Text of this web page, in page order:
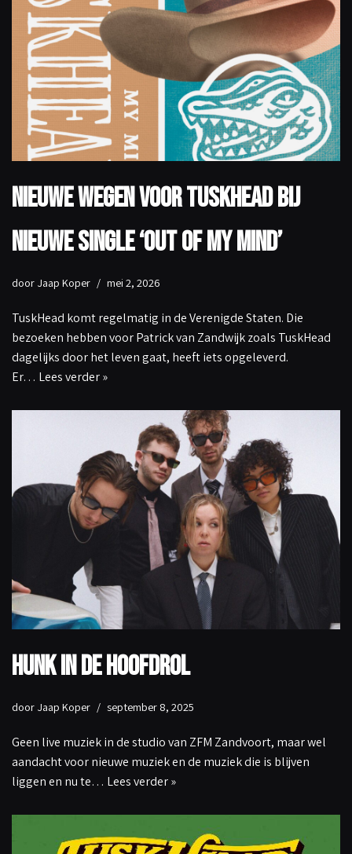
Nieuwe wegen voor TuskHead bij
nieuwe single ‘Out Of My Mind’
door Jaap Koper mei 2, 2026
TuskHead komt regelmatig in de Verenigde Staten. Die
bezoeken hebben voor Patrick van Zandwijk zoals TuskHead
dagelijks door het leven gaat, heeft iets opgeleverd.
Er… Lees verder »
HUNK in de hoofdrol
door Jaap Koper september 8, 2025
Geen live muziek in de studio van ZFM Zandvoort, maar wel
aandacht voor nieuwe muziek en de muziek die is blijven
liggen en nu te… Lees verder »